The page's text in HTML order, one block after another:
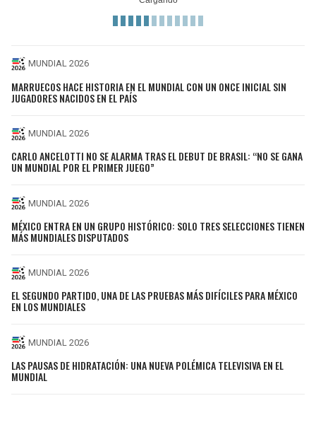
MUNDIAL 2026
MARRUECOS HACE HISTORIA EN EL MUNDIAL CON UN ONCE INICIAL SIN
JUGADORES NACIDOS EN EL PAÍS
MUNDIAL 2026
CARLO ANCELOTTI NO SE ALARMA TRAS EL DEBUT DE BRASIL: “NO SE GANA
UN MUNDIAL POR EL PRIMER JUEGO”
MUNDIAL 2026
MÉXICO ENTRA EN UN GRUPO HISTÓRICO: SOLO TRES SELECCIONES TIENEN
MÁS MUNDIALES DISPUTADOS
MUNDIAL 2026
EL SEGUNDO PARTIDO, UNA DE LAS PRUEBAS MÁS DIFÍCILES PARA MÉXICO
EN LOS MUNDIALES
MUNDIAL 2026
LAS PAUSAS DE HIDRATACIÓN: UNA NUEVA POLÉMICA TELEVISIVA EN EL
MUNDIAL